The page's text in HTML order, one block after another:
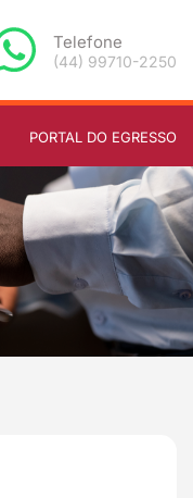
Telefone
(44) 99710-2250
PORTAL DO EGRESSO